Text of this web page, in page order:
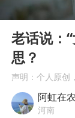
Play
00:00
老话说：
思？
声明：个人原创
阿虹在
河南